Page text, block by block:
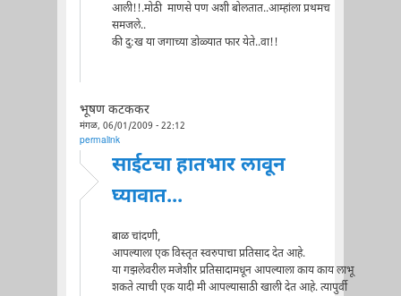
आली!!.मोठी माणसे पण अशी बोलतात..आम्हांला प्रथमच
समजले..
की दु:ख या जगाच्या डोळ्यात फार येते..वा!!
भूषण कटककर
मंगळ, 06/01/2009 - 22:12
permalink
साईटचा हातभार लावून
घ्यावात...
बाळ चांदणी,
आपल्याला एक विस्तृत स्वरुपाचा प्रतिसाद देत आहे.
या गझलेवरील मजेशीर प्रतिसादामधून आपल्याला काय काय लाभू
शकते त्याची एक यादी मी आपल्यासाठी खाली देत आहे. त्यापुर्वी